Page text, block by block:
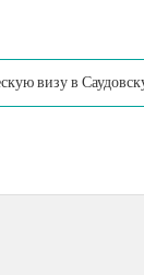
визу в